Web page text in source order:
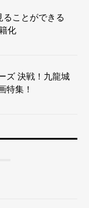
ることができる
化
ズ 決戦！九龍城
特集！